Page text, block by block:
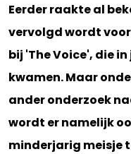
Eerder raakte al
vervolgd wordt
bij 'The Voice', die
kwamen. Maar
ander onderzoek
wordt er namelijk
minderjarig meisje